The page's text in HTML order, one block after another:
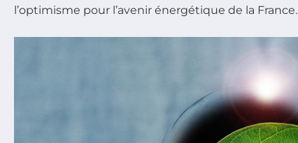
l’optimisme pour l’avenir énergétique de la France.